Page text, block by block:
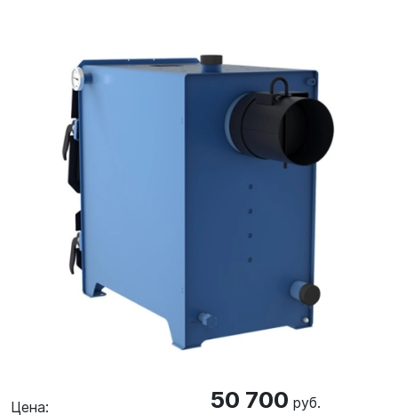
Цена: 50 700 руб.